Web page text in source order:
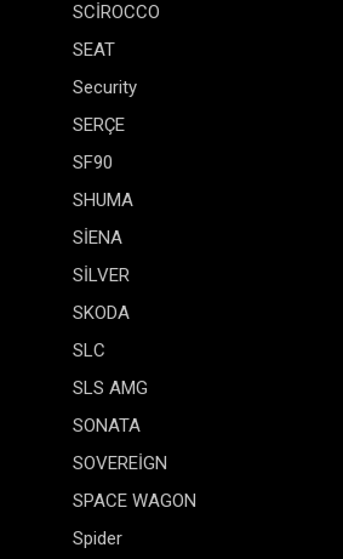
SCİROCCO
SEAT
Security
SERÇE
SF90
SHUMA
SİENA
SİLVER
SKODA
SLC
SLS AMG
SONATA
SOVEREİGN
SPACE WAGON
Spider